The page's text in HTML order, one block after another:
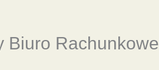
Biuro Rachunkowe